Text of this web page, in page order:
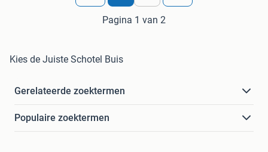
Pagina 1 van 2
Kies de Juiste Schotel Buis
Gerelateerde zoektermen
Populaire zoektermen